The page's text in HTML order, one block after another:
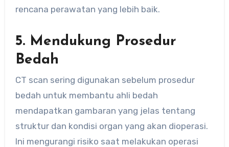
rencana perawatan yang lebih baik.
5. Mendukung Prosedur
Bedah
CT scan sering digunakan sebelum prosedur
bedah untuk membantu ahli bedah
mendapatkan gambaran yang jelas tentang
struktur dan kondisi organ yang akan dioperasi.
Ini mengurangi risiko saat melakukan operasi